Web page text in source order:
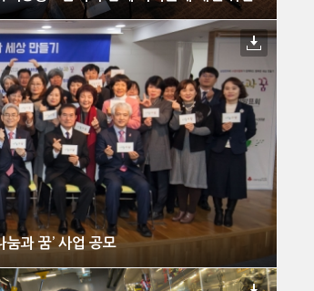
과 꿈’ 사업 공모